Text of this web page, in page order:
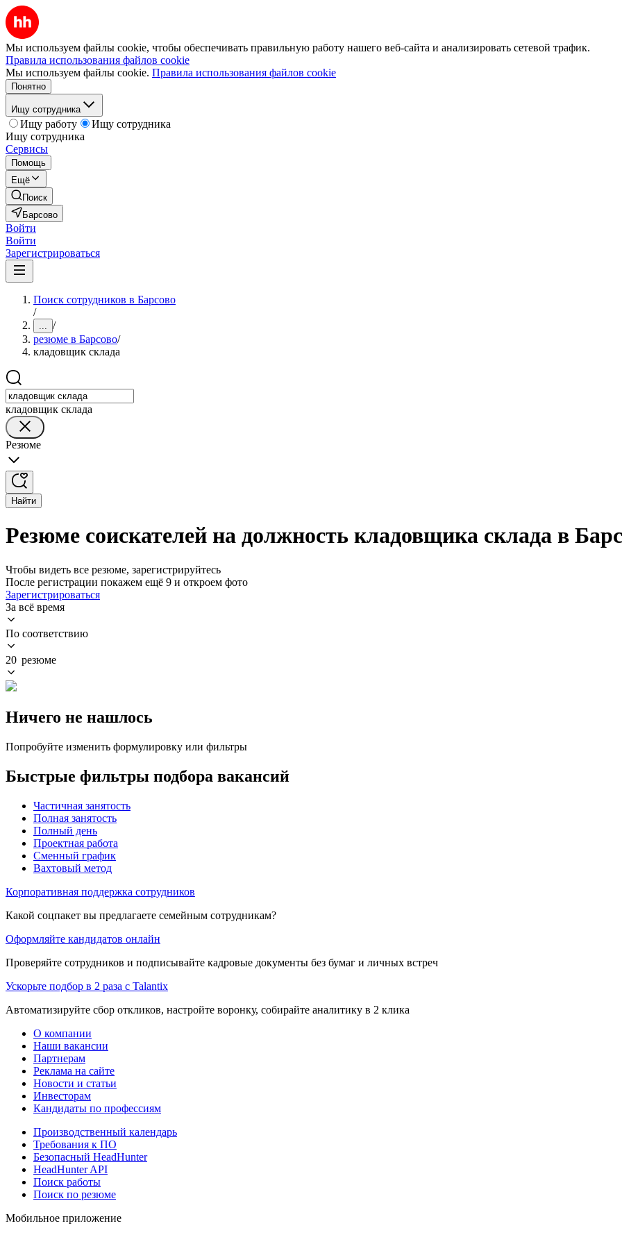
Мы используем файлы cookie, чтобы обеспечивать правильную работу нашего веб-сайта и анализировать сетевой трафик.
Правила использования файлов cookie
Мы используем файлы cookie. Правила использования файлов cookie
Понятно
Ищу сотрудника
Ищу работу
Ищу сотрудника
Ищу сотрудника
Сервисы
Помощь
Ещё
Поиск
Барсово
Войти
Войти
Зарегистрироваться
Поиск сотрудников в Барсово
/
... /
резюме в Барсово/
кладовщик склада
кладовщик склада
Резюме
Найти
Резюме соискателей на должность кладовщика склада в
Чтобы видеть все резюме, зарегистрируйтесь
После регистрации покажем ещё 9 и откроем фото
Зарегистрироваться
За всё время
По соответствию
20 резюме
Ничего не нашлось
Попробуйте изменить формулировку или фильтры
Быстрые фильтры подбора вакансий
Частичная занятость
Полная занятость
Полный день
Проектная работа
Сменный график
Вахтовый метод
Корпоративная поддержка сотрудников
Какой соцпакет вы предлагаете семейным сотрудникам?
Оформляйте кандидатов онлайн
Проверяйте сотрудников и подписывайте кадровые документы без бумаг и личных встреч
Ускорьте подбор в 2 раза с Talantix
Автоматизируйте сбор откликов, настройте воронку, собирайте аналитику в 2 клика
О компании
Наши вакансии
Партнерам
Реклама на сайте
Новости и статьи
Инвесторам
Кандидаты по профессиям
Производственный календарь
Требования к ПО
Безопасный HeadHunter
HeadHunter API
Поиск работы
Поиск по резюме
Мобильное приложение